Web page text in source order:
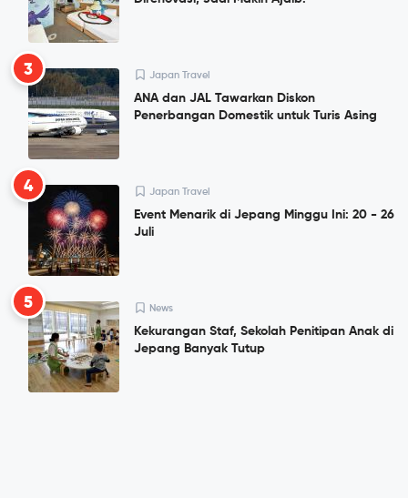
3 Japan Travel
ANA dan JAL Tawarkan Diskon
Penerbangan Domestik untuk Turis Asing
4 Japan Travel
Event Menarik di Jepang Minggu Ini: 20 - 26
Juli
5 News
Kekurangan Staf, Sekolah Penitipan Anak di
Jepang Banyak Tutup